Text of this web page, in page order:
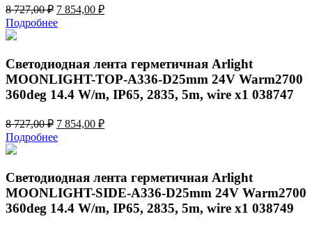
8 727,00₽ Первоначальная
цена
составляла
7 854,00 ₽Текущая
Подробнее
Светодиодная лента герметичная Arlight
MOONLIGHT-TOP-A336-D25mm 24V Warm2700
360deg 14.4 W/m, IP65, 2835, 5m, wire x1 038747
8 727,00₽ Первоначальная
цена
составляла
727,00 ₽.
7 854,00 ₽Текущая
Подробнее
Светодиодная лента герметичная Arlight
MOONLIGHT-SIDE-A336-D25mm 24V Warm2700
360deg 14.4 W/m, IP65, 2835, 5m, wire x1 038749